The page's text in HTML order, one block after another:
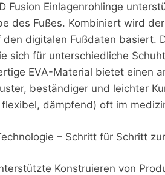
Fusion Einlagenrohlinge
des Fußes. Kombiniert wird
digitalen Fußdaten basiert.
sich für unterschiedliche
EVA-Material bietet einen
beständiger und leichter
dämpfend) oft im
– Schritt für Schritt
Konstruieren von